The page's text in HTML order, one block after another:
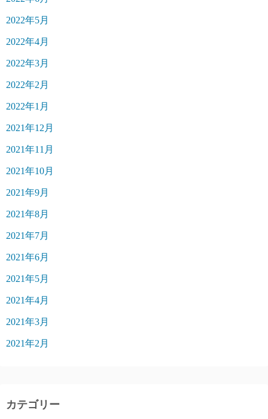
2022年5月
2022年4月
2022年3月
2022年2月
2022年1月
2021年12月
2021年11月
2021年10月
2021年9月
2021年8月
2021年7月
2021年6月
2021年5月
2021年4月
2021年3月
2021年2月
カテゴリー